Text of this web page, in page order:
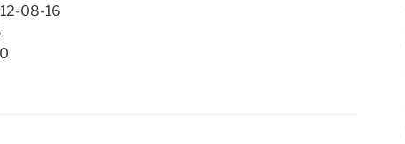
08-16